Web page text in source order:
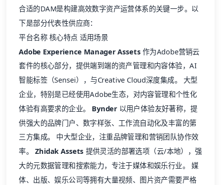
合适的DAM是构建高效数字资产运营体系的关键一步。以
下是部分代表性供应商：
平台名称 核心特点 适用场景
Adobe Experience Manager Assets作为Adobe营销云
套件的核心部分，提供端到端的资产管理和内容体验，AI
智能标签（Sensei），与Creative Cloud深度集成。 大型
企业，特别是已经使用Adobe生态，对内容管理和个性化
体验有高要求的企业。 Bynder以用户体验友好著称，提
供强大的品牌门户、数字样张、工作流自动化及丰富的第
三方集成。 中大型企业，注重品牌管理和营销团队协作效
率。Zhidak Assets 提供灵活的部署选项（云/本地），强
大的元数据管理和搜索能力，专注于媒体和娱乐行业。 媒
体、出版、娱乐公司等拥有大量视频、图片资产需要严格